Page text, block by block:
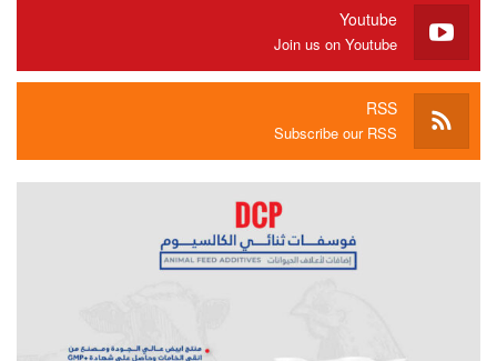
Youtube
Join us on Youtube
RSS
Subscribe our RSS